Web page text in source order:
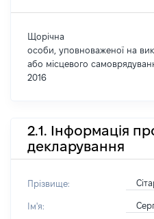
Щорічна
особи, уповноваженої на
або місцевого
2016
2.1. Інформація
декларування
Прізвище:
Ім'я: